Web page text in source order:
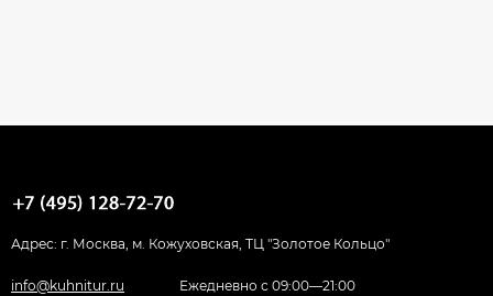
Адрес: г. Москва, м. Кожуховская, ТЦ "Золотое Кольцо"
info@kuhnitur.ru Ежедневно с 09:00—21:00